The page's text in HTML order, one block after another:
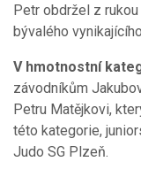
Petr obdržel z
bývalého
V hmotnostní
závodníkům
Petru Matějkovi,
této kategorie,
Judo SG Plzeň.